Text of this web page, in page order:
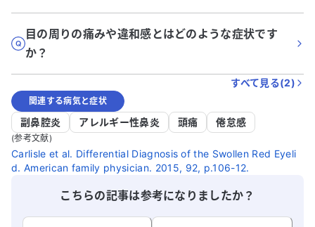
目の周りの痛みや違和感とはどのような症状です
か？
すべて見る(2)
関連する病気と症状
副鼻腔炎 アレルギー性鼻炎 頭痛 倦怠感
(参考文献)
Carlisle et al. Differential Diagnosis of the Swollen Red Eyeli
d. American family physician. 2015, 92, p.106-12.
こちらの記事は参考になりましたか？